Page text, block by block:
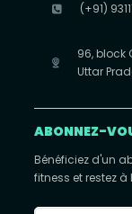
(+91)
96, block
Uttar
ABONNEZ-
Bénéficiez d'un
fitness et restez